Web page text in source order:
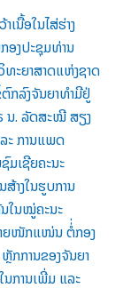
ນື້ອໃນໄສ່ຮ່າງ
ອງປະຊຸມທ່ານ
ະຍາສາດແຫ່ງຊາດ
ກລົງຈັນຍາທຳມີຢູ່
ນ. ລັດສະໝີ ສຽງ
ະ ການແພດ
ມເຊີຍຄະນະ
າງໃນຮູບການ
ໃນໝູ່ຄະນະ
າຍໜັກແໜ່ນ ຕໍ່່ກອງ
ກການຂອງຈັນຍາ
ການເພີ່ມ ແລະ